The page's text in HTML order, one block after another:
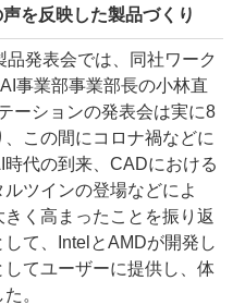
を反映した製品づくり
発表会では、同社ワーク
事業部事業部長の小林直
ーションの発表会は実に8
この間にコロナ禍などに
代の到来、CADにおける
ツインの登場などによ
く高まったことを振り返
て、IntelとAMDが開発し
てユーザーに提供し、体
。